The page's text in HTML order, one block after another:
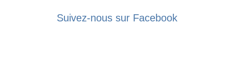
Suivez-nous sur Facebook